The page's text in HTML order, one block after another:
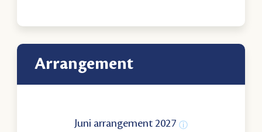
arrangement
Juni arrangement 2027